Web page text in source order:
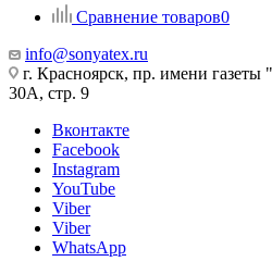
Сравнение товаров0
info@sonyatex.ru
г. Красноярск, пр. имени
30А, стр. 9
Вконтакте
Facebook
Instagram
YouTube
Viber
Viber
WhatsApp